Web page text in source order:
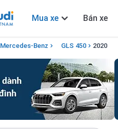
Mua xe Bán xe
Mercedes-Benz GLS 450 2020